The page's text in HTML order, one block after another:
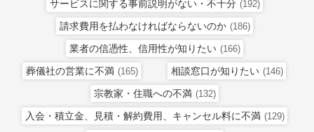
サービスに関する事前説明がない・不十分 (192)
請求費用を払わなければならないのか (186)
業者の信憑性、信用性が知りたい (166)
葬儀社の営業に不満 (165) 相談窓口が知りたい (146)
宗教家・住職への不満 (132)
入会・積立金、見積・解約費用、キャンセル料に不満 (129)